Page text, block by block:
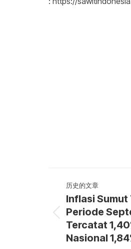
导
历史的文章
历
史
的
Inflasi Sumut
Periode
Tercatat
Nasional